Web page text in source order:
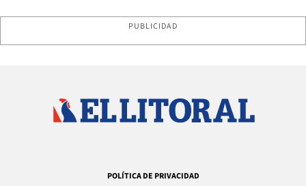
PUBLICIDAD
POLÍTICA DE PRIVACIDAD